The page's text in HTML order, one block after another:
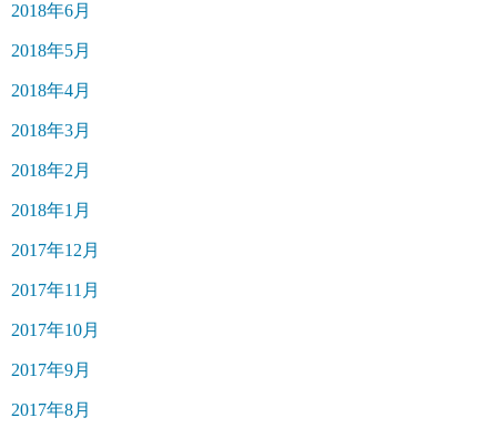
2018年6月
2018年5月
2018年4月
2018年3月
2018年2月
2018年1月
2017年12月
2017年11月
2017年10月
2017年9月
2017年8月